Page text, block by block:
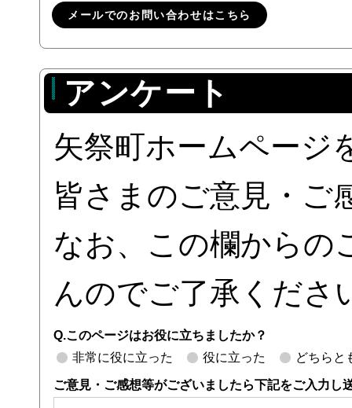
メールでのお問い合わせはこちら
アンケート
矢祭町ホームページ
皆さまのご意見・ご
なお、この欄からの
んのでご了承くださ
Q.このページはお役に立ちましたか？
非常に役に立った
役に立った どちらと
ご意見・ご感想等がございましたら下記をご入力し